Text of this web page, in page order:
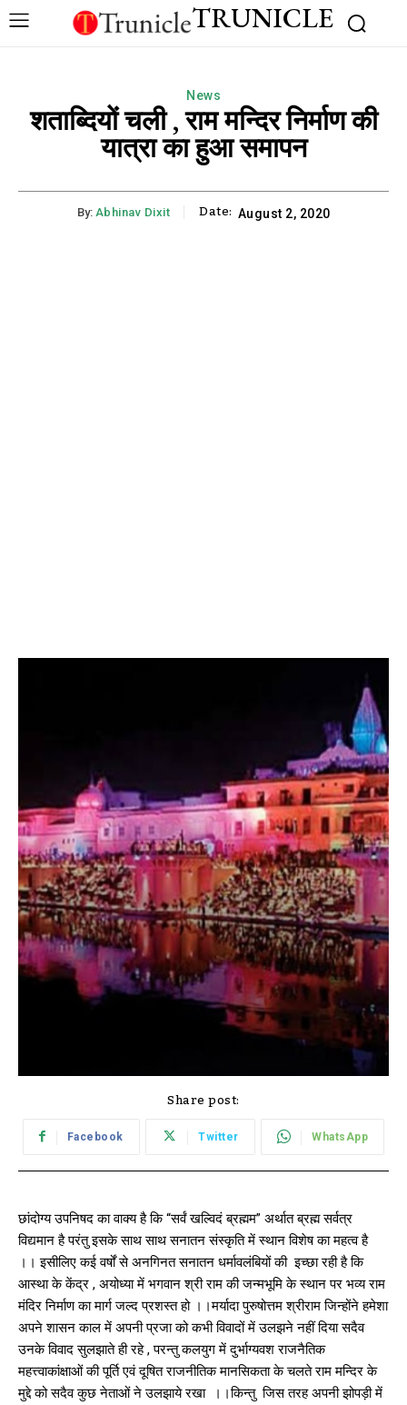
TRUNICLE
News
शताब्दियों चली , राम मन्दिर निर्माण की
यात्रा का हुआ समापन
By: Abhinav Dixit Date: August 2, 2020
Share post:
Facebook Twitter WhatsApp
छांदोग्य उपनिषद का वाक्य है कि “सर्वं खल्विदं ब्रह्मम” अर्थात ब्रह्म सर्वत्र
विद्यमान है परंतु इसके साथ साथ सनातन संस्कृति में स्थान विशेष का महत्व है
।। इसीलिए कई वर्षों से अनगिनत सनातन धर्मावलंबियों की इच्छा रही है कि
आस्था के केंद्र , अयोध्या में भगवान श्री राम की जन्मभूमि के स्थान पर भव्य राम
मंदिर निर्माण का मार्ग जल्द प्रशस्त हो ।।मर्यादा पुरुषोत्तम श्रीराम जिन्होंने हमेशा
अपने शासन काल में अपनी प्रजा को कभी विवादों में उलझने नहीं दिया सदैव
उनके विवाद सुलझाते ही रहे , परन्तु कलयुग में दुर्भाग्यवश राजनैतिक
महत्त्वाकांक्षाओं की पूर्ति एवं दूषित राजनीतिक मानसिकता के चलते राम मन्दिर के
मुद्दे को सदैव कुछ नेताओं ने उलझाये रखा ।।किन्तु जिस तरह अपनी झोपड़ी में